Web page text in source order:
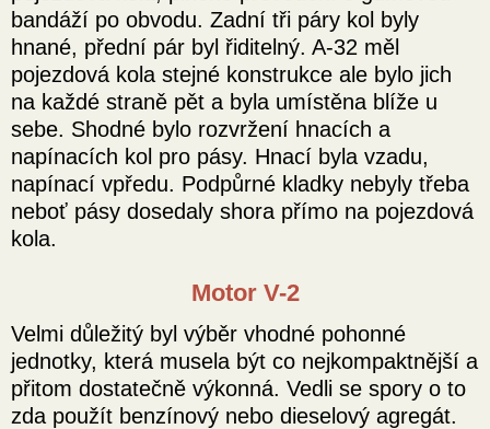
bandáží po obvodu. Zadní tři páry kol byly
hnané, přední pár byl řiditelný. A-32 měl
pojezdová kola stejné konstrukce ale bylo jich
na každé straně pět a byla umístěna blíže u
sebe. Shodné bylo rozvržení hnacích a
napínacích kol pro pásy. Hnací byla vzadu,
napínací vpředu. Podpůrné kladky nebyly třeba
neboť pásy dosedaly shora přímo na pojezdová
kola.
Motor V-2
Velmi důležitý byl výběr vhodné pohonné
jednotky, která musela být co nejkompaktnější a
přitom dostatečně výkonná. Vedli se spory o to
zda použít benzínový nebo dieselový agregát.